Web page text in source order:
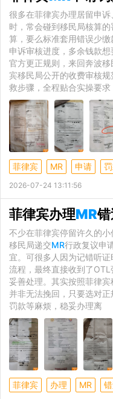
很多在菲律宾办理居留申
时，常会碰到移民局核算
算，要么标准套用错误少
申诉审核进度，多余钱款
官方更正规则，来回奔波
宾移民局公开的收费审核
救步骤，全程贴合实操要求
菲律宾 MR 申请
2026-07-24 13:11:56
菲律宾办理MR错
不少在菲律宾停留许久的
移民局递交MR行政复议申
宜。可很多人因为记错听
流程，最终直接收到了
妥善处理。其实按照菲律
并非无法挽回，只要选对
罚款等麻烦，稳妥办理离
菲律宾 办理 MR